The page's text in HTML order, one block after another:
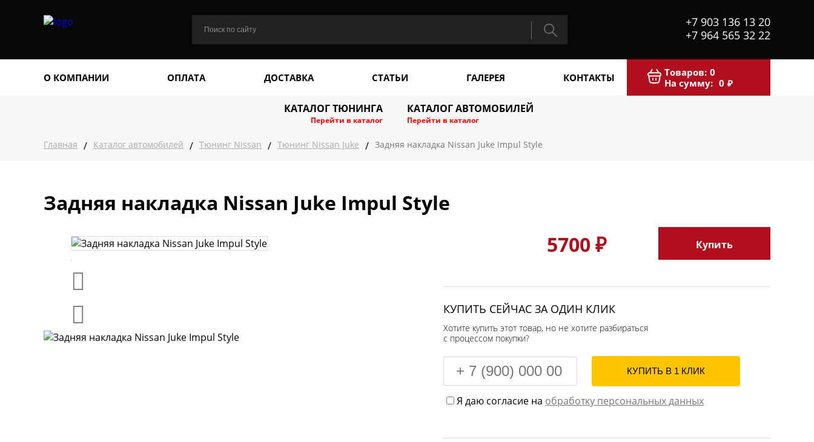
+7 903 136 13 20
+7 964 565 32 22
О КОМПАНИИ ОПЛАТА ДОСТАВКА СТАТЬИ ГАЛЕРЕЯ КОНТАКТЫ Товаров: 0
На сумму: 0 ₽
КАТАЛОГ ТЮНИНГА
Перейти в каталог
КАТАЛОГ АВТОМОБИЛЕЙ
Перейти в каталог
Главная / Каталог автомобилей / Тюнинг Nissan / Тюнинг Nissan Juke / Задняя накладка Nissan Juke Impul Style
Задняя накладка Nissan Juke Impul Style
5700 ₽
Купить
КУПИТЬ СЕЙЧАС ЗА ОДИН КЛИК
Хотите купить этот товар, но не хотите разбираться
с процессом покупки?
Я даю согласие на обработку персональных данных